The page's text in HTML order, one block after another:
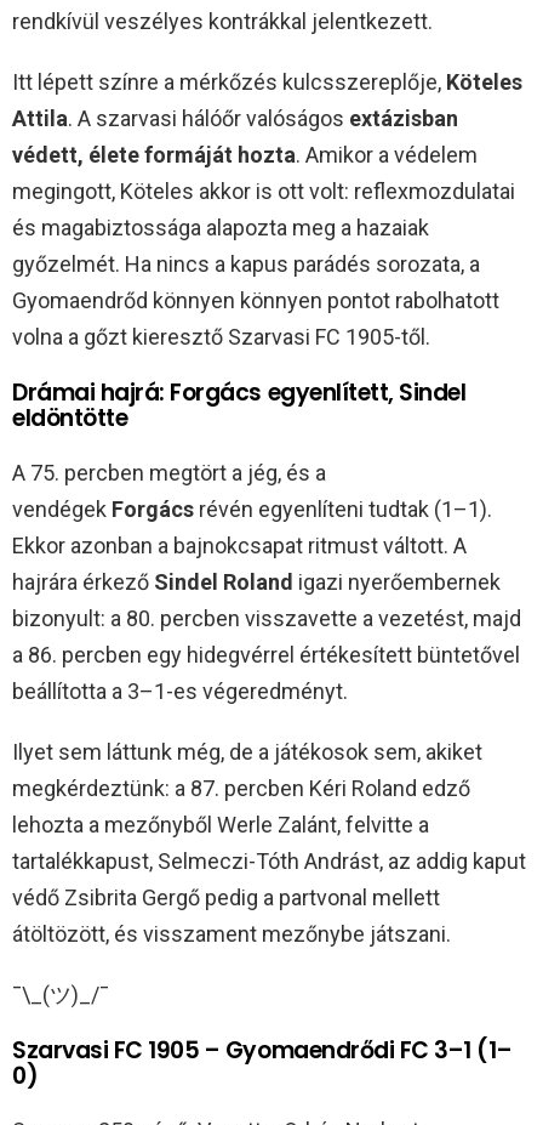
rendkívül veszélyes kontrákkal jelentkezett.
Itt lépett színre a mérkőzés kulcsszereplője, Köteles
Attila. A szarvasi hálóőr valóságos extázisban
védett, élete formáját hozta. Amikor a védelem
megingott, Köteles akkor is ott volt: reflexmozdulatai
és magabiztossága alapozta meg a hazaiak
győzelmét. Ha nincs a kapus parádés sorozata, a
Gyomaendrőd könnyen könnyen pontot rabolhatott
volna a gőzt kieresztő Szarvasi FC 1905-től.
Drámai hajrá: Forgács egyenlített, Sindel
eldöntötte
A 75. percben megtört a jég, és a
vendégek Forgács révén egyenlíteni tudtak (1–1).
Ekkor azonban a bajnokcsapat ritmust váltott. A
hajrára érkező Sindel Roland igazi nyerőembernek
bizonyult: a 80. percben visszavette a vezetést, majd
a 86. percben egy hidegvérrel értékesített büntetővel
beállította a 3–1-es végeredményt.
Ilyet sem láttunk még, de a játékosok sem, akiket
megkérdeztünk: a 87. percben Kéri Roland edző
lehozta a mezőnyből Werle Zalánt, felvitte a
tartalékkapust, Selmeczi-Tóth Andrást, az addig kaput
védő Zsibrita Gergő pedig a partvonal mellett
átöltözött, és visszament mezőnybe játszani.
¯\_(ツ)_/¯
Szarvasi FC 1905 – Gyomaendrődi FC 3–1 (1–
0)